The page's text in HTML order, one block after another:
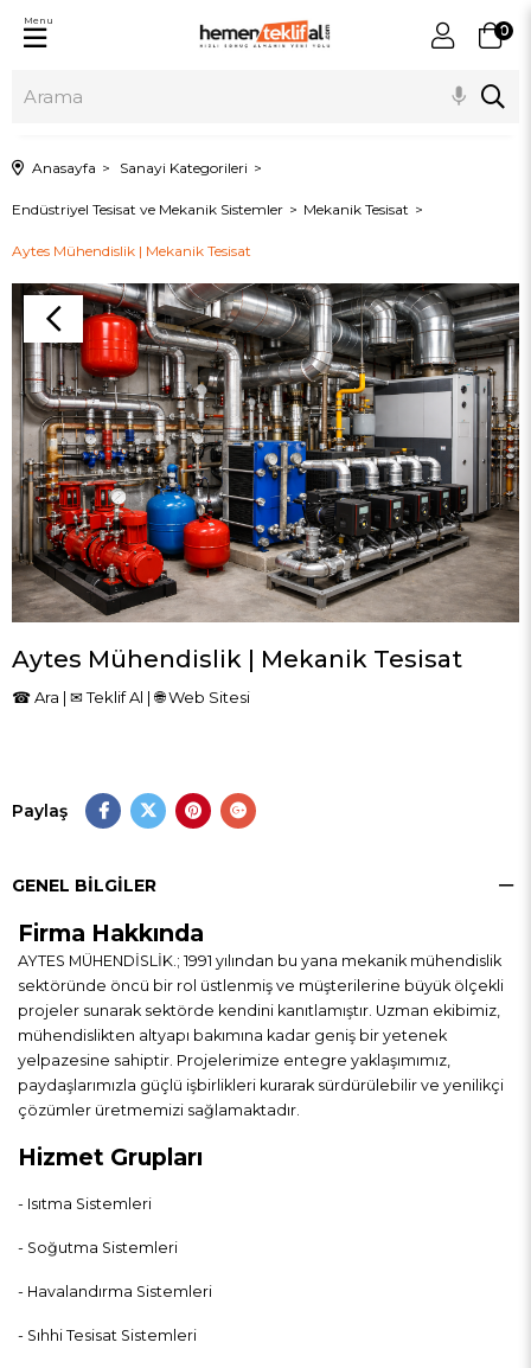
0
Menu
Anasayfa Sanayi Kategorileri
Endüstriyel Tesisat ve Mekanik Sistemler Mekanik Tesisat
Aytes Mühendislik | Mekanik Tesisat
Aytes Mühendislik | Mekanik Tesisat
☎Ara | ✉Teklif Al | 🌐Web Sitesi
Paylaş
GENEL BILGILER
Firma Hakkında
AYTES MÜHENDİSLİK.; 1991 yılından bu yana mekanik mühendislik
sektöründe öncü bir rol üstlenmiş ve müşterilerine büyük ölçekli
projeler sunarak sektörde kendini kanıtlamıştır. Uzman ekibimiz,
mühendislikten altyapı bakımına kadar geniş bir yetenek
yelpazesine sahiptir. Projelerimize entegre yaklaşımımız,
paydaşlarımızla güçlü işbirlikleri kurarak sürdürülebilir ve yenilikçi
çözümler üretmemizi sağlamaktadır.
Hizmet Grupları
- Isıtma Sistemleri
- Soğutma Sistemleri
- Havalandırma Sistemleri
- Sıhhi Tesisat Sistemleri